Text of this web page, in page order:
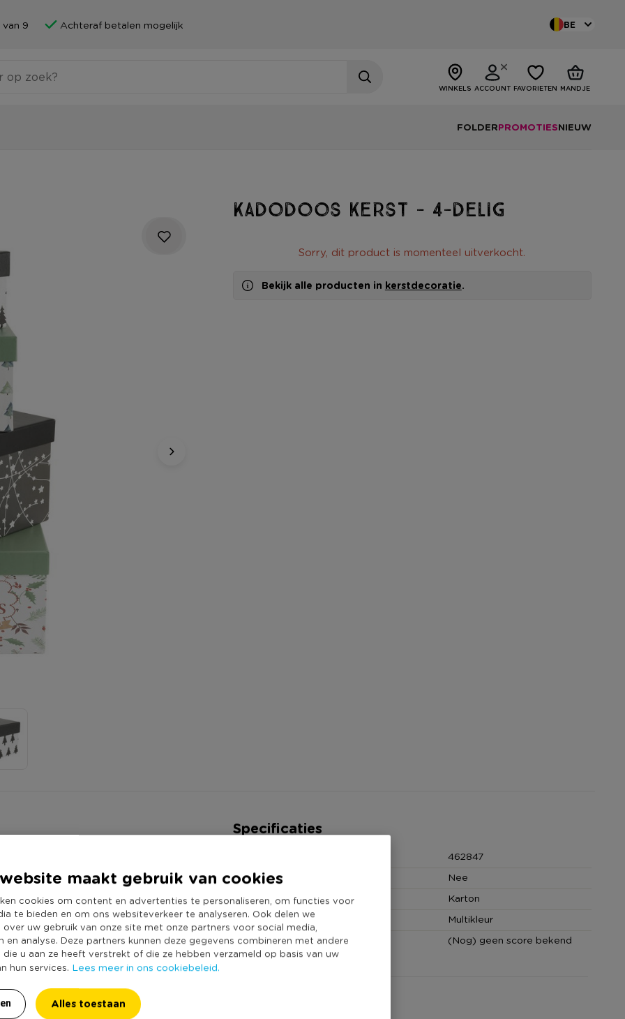
maakt gebruik van cookies
cookies om content en advertenties te personaliseren, om functies voor
te bieden en om ons websiteverkeer te analyseren. Ook delen we
uw gebruik van onze site met onze partners voor social media,
en analyse. Deze partners kunnen deze gegevens combineren met andere
u aan ze heeft verstrekt of die ze hebben verzameld op basis van uw
hun services. Lees meer in ons cookiebeleid.
Alles toestaan
9 Achteraf betalen mogelijk BE
WINKELS ACCOUNT FAVORIETEN MANDJE
FOLDERPROMOTIESNIEUW
Kadodoos kerst - 4-delig
Sorry, dit product is momenteel uitverkocht.
Bekijk alle producten in kerstdecoratie.
in te pakken. Cadeaudozen
cm, 12x12x10.5 cm en 8x8x8
Specificaties
462847
Online Only
Nee
Materiaal
Karton
Kleur
Multikleur
Duurzaamheidsscore
(Nog) geen score bekend
Heb jij Kadodoos kerst - 4-delig ? Schrijf een review!